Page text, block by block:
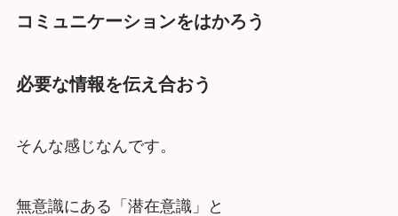
コミュニケーションをはかろう
必要な情報を伝え合おう
そんな感じなんです。
無意識にある「潜在意識」と